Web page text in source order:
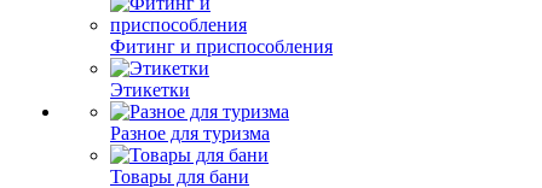
Фитинг и приспособления
Этикетки
Разное для туризма
Товары для бани